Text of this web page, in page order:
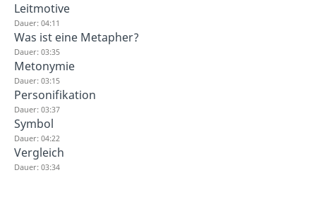
Leitmotive
Dauer: 04:11
Was ist eine Metapher?
Dauer: 03:35
Metonymie
Dauer: 03:15
Personifikation
Dauer: 03:37
Symbol
Dauer: 04:22
Vergleich
Dauer: 03:34